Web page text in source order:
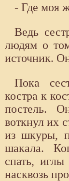
- Где моя
Ведь
людям о
источник.
Пока
костра к
постель.
воткнул их
из шкуры,
шакала.
спать,
насквозь